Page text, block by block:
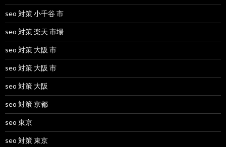
seo 対策 小千谷 市
seo 対策 楽天 市場
seo 対策 大阪 市
seo 対策 大阪 市
seo 対策 大阪
seo 対策 京都
seo 東京
seo 対策 東京